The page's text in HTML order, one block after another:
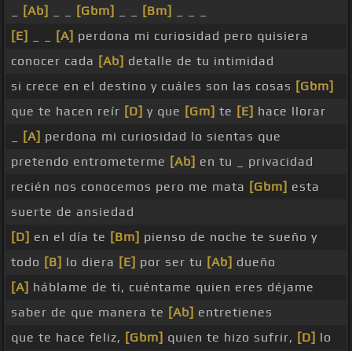
[Ab] [Gbm] [Bm]
[E]
[A] perdona mi curiosidad pero quisiera
conocer cada [Ab] detalle de tu intimidad
si crece en el destino y cuáles son las cosas [Gbm]
que te hacen reír [D] y que [Gm] te [E] hace llorar
[A] perdona mi curiosidad lo sientas que
pretendo entrometerme [Ab] en tu _ privacidad
recién nos conocemos pero me mata [Gbm] esta
suerte de ansiedad
[D] en el día te [Bm] pienso de noche te sueño y
todo [B] lo diera [E] por ser tu [Ab] dueño
[A] háblame de ti, cuéntame quien eres déjame
saber de que manera te [Ab] entretienes
que te hace feliz, [Gbm] quien te hizo sufrir, [D] lo